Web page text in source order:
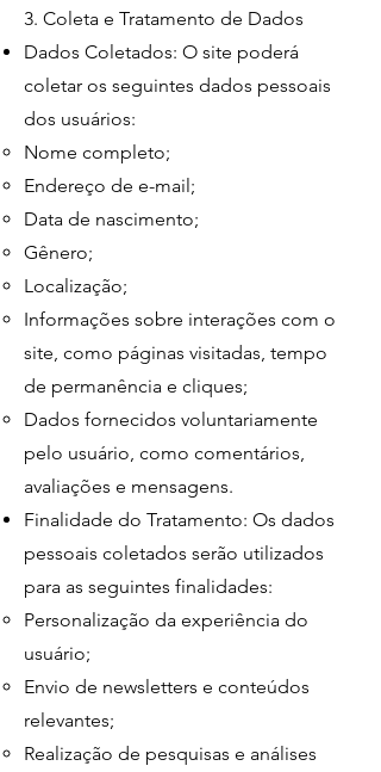
3. Coleta e Tratamento de Dados
Dados Coletados: O site poderá
coletar os seguintes dados pessoais
dos usuários:
Nome completo;
Endereço de e-mail;
Data de nascimento;
Gênero;
Localização;
Informações sobre interações com o
site, como páginas visitadas, tempo
de permanência e cliques;
Dados fornecidos voluntariamente
pelo usuário, como comentários,
avaliações e mensagens.
Finalidade do Tratamento: Os dados
pessoais coletados serão utilizados
para as seguintes finalidades:
Personalização da experiência do
usuário;
Envio de newsletters e conteúdos
relevantes;
Realização de pesquisas e análises